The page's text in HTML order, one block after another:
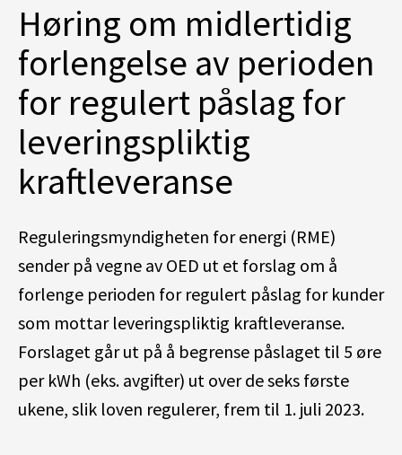
Høring om midlertidig
forlengelse av perioden
for regulert påslag for
leveringspliktig
kraftleveranse
Reguleringsmyndigheten for energi (RME)
sender på vegne av OED ut et forslag om å
forlenge perioden for regulert påslag for kunder
som mottar leveringspliktig kraftleveranse.
Forslaget går ut på å begrense påslaget til 5 øre
per kWh (eks. avgifter) ut over de seks første
ukene, slik loven regulerer, frem til 1. juli 2023.